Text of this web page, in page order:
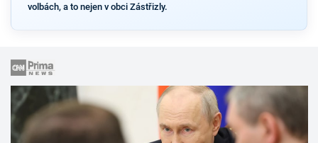
volbách, a to nejen v obci Zástřizly.